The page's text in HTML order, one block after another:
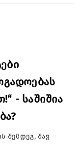
- საშიშია
შემდეგ, შავ